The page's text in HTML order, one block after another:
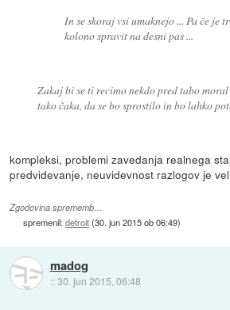
In se skoraj vsi umaknejo ... Pa če je
kolono spravit na desni pas ...
Zakaj bi se ti recimo nekdo pred tabo
tako čaka, da se bo sprostilo in bo lahko
kompleksi, problemi zavedanja realnega
predvidevanje, neuvidevnost razlogov je
Zgodovina sprememb…
spremenil:detroit(30. jun 2015 ob 06:49)
madog
::30. jun 2015, 06:48